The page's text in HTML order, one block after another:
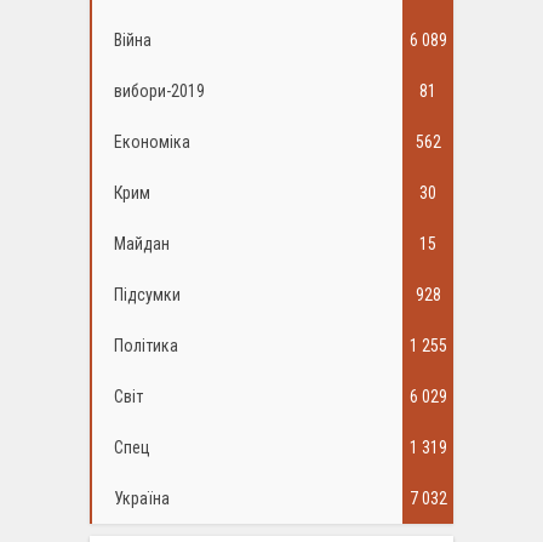
Війна 6 089
вибори-2019 81
Економіка 562
Крим 30
Майдан 15
Підсумки 928
Політика 1 255
Світ 6 029
Спец 1 319
Україна 7 032